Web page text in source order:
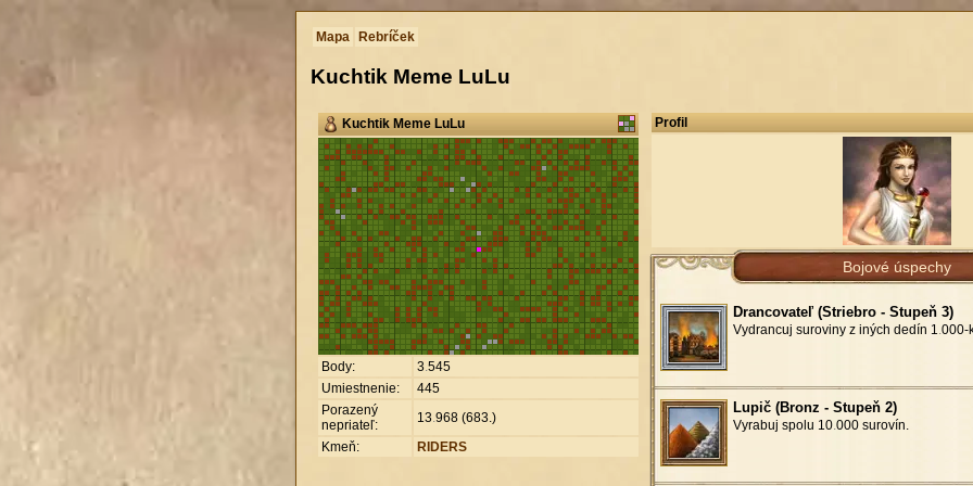
Mapa Rebríček
Kuchtik Meme LuLu
Kuchtik Meme LuLu
Body: 3.545
Umiestnenie:
445
Porazený
nepriateľ:
13.968 (683.)
Kmeň:
RIDERS
Profil
Bojové úspechy
Drancovateľ (Striebro - Stupeň 3)
Vydrancuj suroviny z iných dedín 1.000-
Lupič (Bronz - Stupeň 2)
Vyrabuj spolu 10.000 surovín.